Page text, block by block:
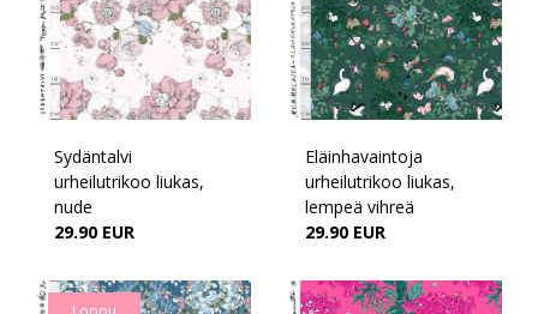
Sydäntalvi
urheilutrikoo liukas,
nude
29.90 EUR
Eläinhavaintoja
urheilutrikoo liukas,
lempeä vihreä
29.90 EUR